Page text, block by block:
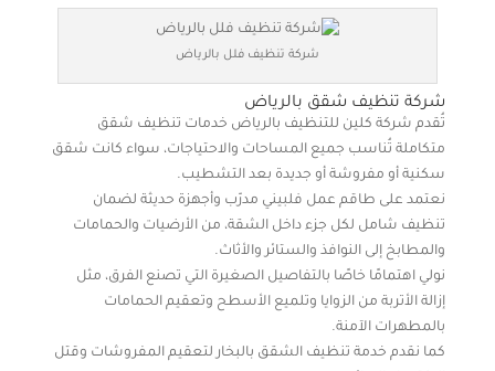
شركة تنظيف فلل بالرياض
شركة تنظيف شقق بالرياض
تُقدم شركة كلين للتنظيف بالرياض خدمات تنظيف شقق
متكاملة تُناسب جميع المساحات والاحتياجات، سواء كانت شقق
سكنية أو مفروشة أو جديدة بعد التشطيب.
نعتمد على طاقم عمل فلبيني مدرّب وأجهزة حديثة لضمان
تنظيف شامل لكل جزء داخل الشقة، من الأرضيات والحمامات
والمطابخ إلى النوافذ والستائر والأثاث.
نولي اهتمامًا خاصًا بالتفاصيل الصغيرة التي تصنع الفرق، مثل
إزالة الأتربة من الزوايا وتلميع الأسطح وتعقيم الحمامات
بالمطهرات الآمنة.
كما نقدم خدمة تنظيف الشقق بالبخار لتعقيم المفروشات وقتل